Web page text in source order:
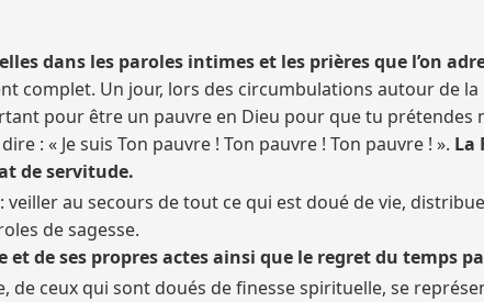
dans les paroles intimes et les prières que l’on
Un jour, lors des circumbulations autour de la
pour être un pauvre en Dieu pour que tu prétendes
: « Je suis Ton pauvre ! Ton pauvre ! Ton pauvre ! ». La
de servitude.
au secours de tout ce qui est doué de vie,
de sagesse.
de ses propres actes ainsi que le regret du temps
de ceux qui sont doués de finesse spirituelle, se